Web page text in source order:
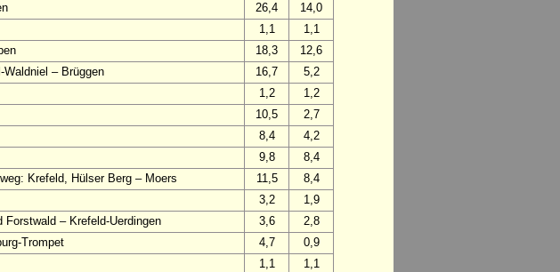
26,4
14,0
1,1
1,1
18,3
12,6
– Brüggen 16,7
5,2
1,2
1,2
10,5
2,7
8,4
4,2
9,8
8,4
Krefeld, Hülser Berg – Moers 11,5
8,4
3,2
1,9
Forstwald – Krefeld-Uerdingen 3,6
2,8
Trompet 4,7
0,9
1,1
1,1